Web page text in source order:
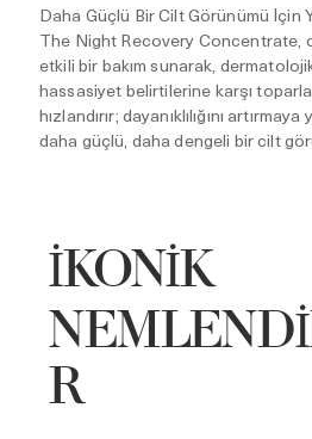
Daha Güçlü Bir Cilt Görünümü İçin
The Night Recovery Concentrate,
etkili bir bakım sunarak,
hassasiyet belirtilerine karşı
hızlandırır; dayanıklılığını
daha güçlü, daha dengeli bir cilt
İKONİK
R